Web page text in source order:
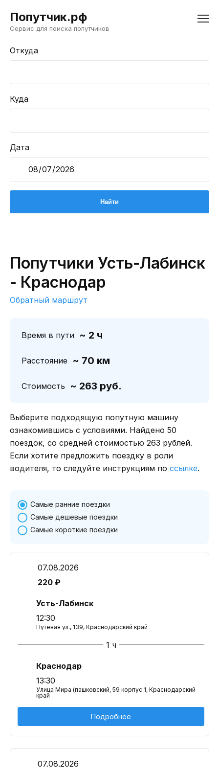
Попутчик.рф
Сервис для поиска попутчиков
Откуда
Куда
Дата
Попутчики Усть-Лабинск
- Краснодар
Обратный маршрут
Время в пути ~ 2 ч
Расстояние ~ 70 км
Стоимость ~ 263 руб.
Выберите подходящую попутную машину
ознакомившись с условиями. Найдено 50
поездок, со средней стоимостью 263 рублей.
Если хотите предложить поездку в роли
водителя, то следуйте инструкциям по ссылке.
Самые ранние поездки
Самые дешевые поездки
Самые короткие поездки
07.08.2026
220 ₽
Усть-Лабинск
12:30
Путевая ул., 139, Краснодарский край
1 ч
Краснодар
13:30
Улица Мира (пашковский, 59 корпус 1, Краснодарский
край
Подробнее
07.08.2026